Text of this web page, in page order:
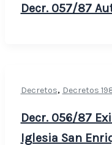
Decr. 057/87
Decretos, Decretos
Decr. 056/87
Iglesia San